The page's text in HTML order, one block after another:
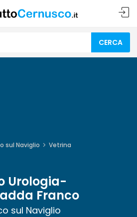
CERCA
sul Naviglio Vetrina
Urologia-
Franco
sul Naviglio